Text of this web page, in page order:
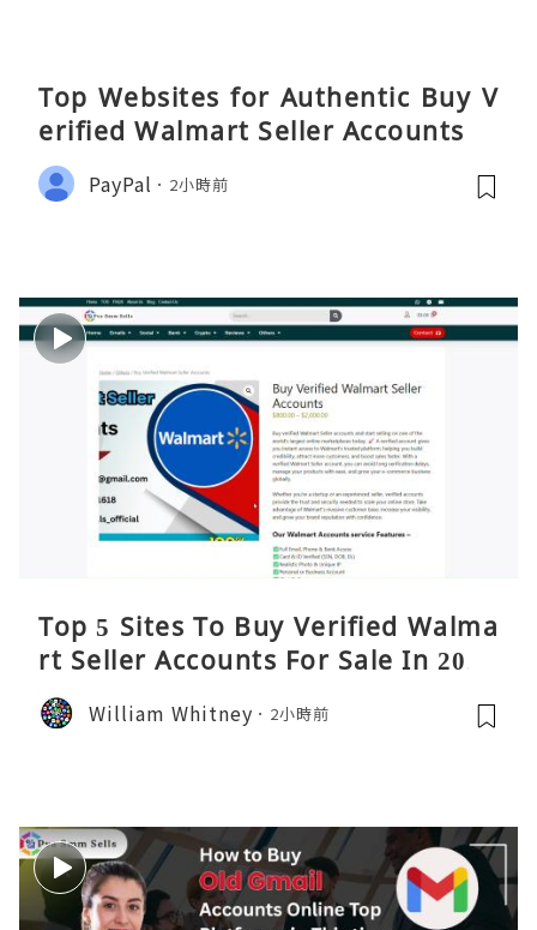
Top Websites for Authentic Buy V
erified Walmart Seller Accounts
PayPal 2小時前
Top 5 Sites To Buy Verified Walma
rt Seller Accounts For Sale In 2026
William Whitney 2小時前